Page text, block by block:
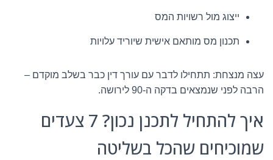
ייצוג מול רשויות המס
תכנון מס מותאם אישית שיוריד עלויות
עצה מנצחת: תתחילו לדבר עם עורך דין כבר בשלב מוקדם –
הרבה לפני שנמצאים בדקה ה-90 לירושה.
איך להתחיל לתכנן נכון? 7 צעדים
שמוכיחים שהכל בשליטה